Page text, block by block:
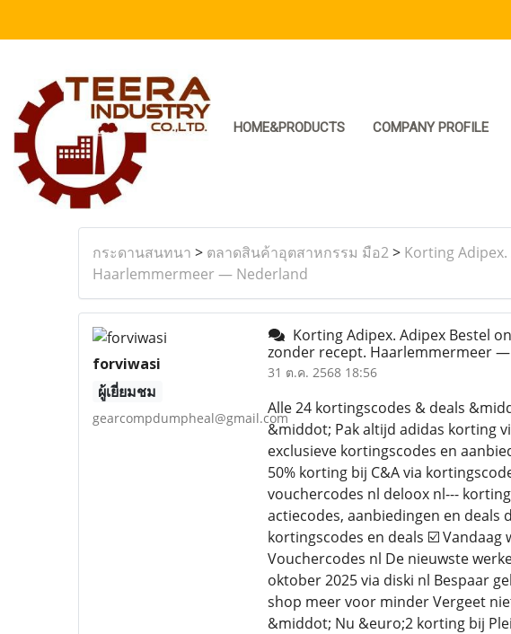
HOME&PRODUCTS COMPANY PROFILE
กระดานสนทนา > ตลาดสินค้าอุตสาหกรรม มือ2> Korting
Haarlemmermeer — Nederland
forviwasi
ผู้เยี่ยมชม
gearcompdumpheal@gmail.com
Korting Adipex. Adipex Bestel
zonder recept. Haarlemmermeer
31 ต.ค. 2568 18:56
Alle 24 kortingscodes & deals
&middot; Pak altijd adidas korting
exclusieve kortingscodes en
50% korting bij C&A via
vouchercodes nl deloox nl---
actiecodes, aanbiedingen en deals
kortingscodes en deals ☑️
Vouchercodes nl De nieuwste
oktober 2025 via diski nl Bespaar
shop meer voor minder Vergeet
&middot; Nu &euro;2 korting bij